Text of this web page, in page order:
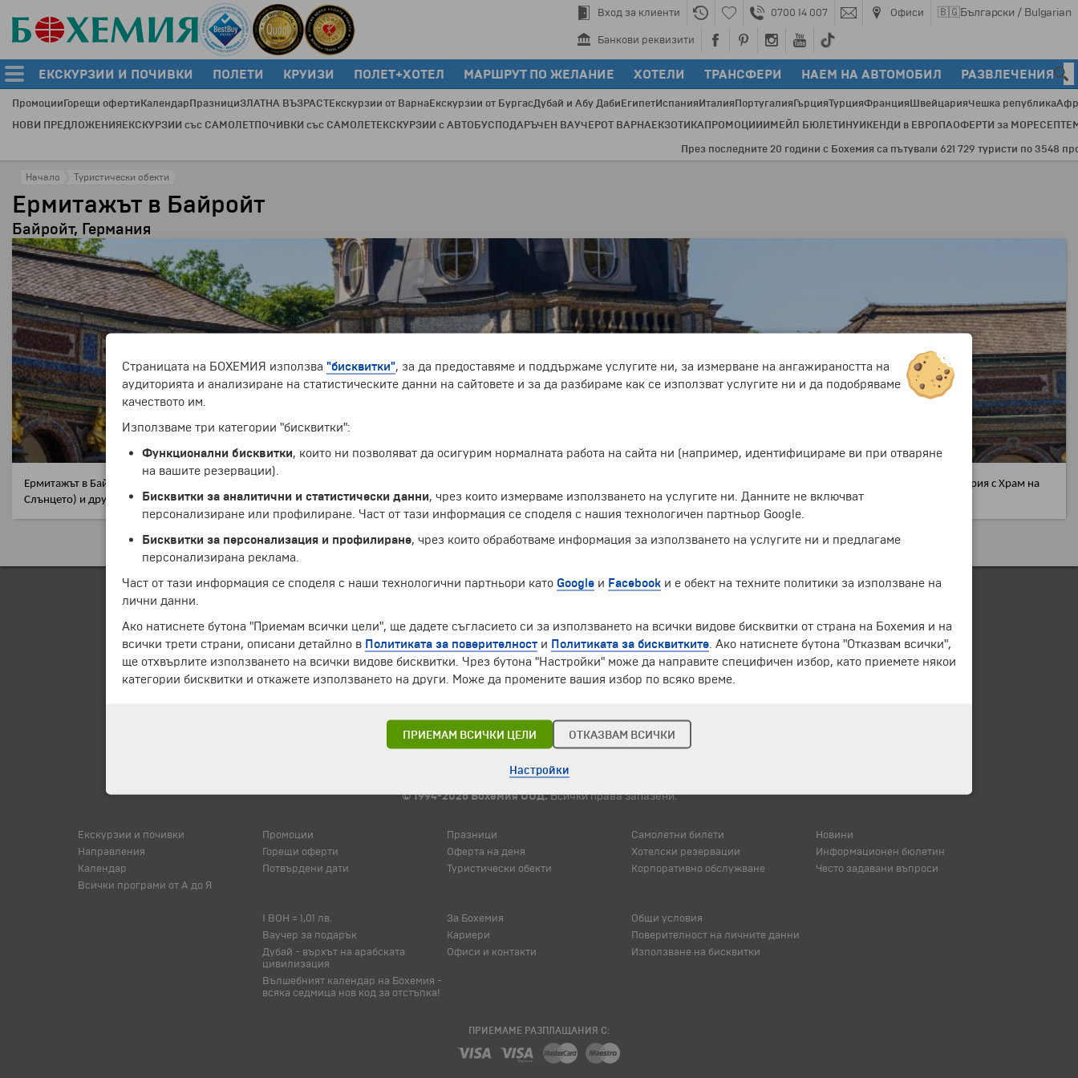
Вход за клиенти 0700 14 007 Офиси 🇧🇬Български / Bulgarian
Банкови реквизити
ЕКСКУРЗИИ И ПОЧИВКИ ПОЛЕТИ КРУИЗИ ПОЛЕТ+ХОТЕЛ МАРШРУТ ПО ЖЕЛАНИЕ ХОТЕЛИ ТРАНСФЕРИ НАЕМ НА АВТОМОБИЛ РАЗВЛЕЧЕНИЯ
ПромоцииГорещи офертиКалендарПразнициЗЛАТНА ВЪЗРАСТЕкскурзии от ВарнаЕкскурзии от БургасДубай и Абу ДабиЕгипетИспанияИталияПортугалияГърцияТурцияФранцияШвейцарияЧешка република
НОВИ ПРЕДЛОЖЕНИЯЕКСКУРЗИИ със САМОЛЕТПОЧИВКИ със САМОЛЕТЕКСКУРЗИИ с АВТОБУСПОДАРЪЧЕН ВАУЧЕРОТ ВАРНАЕКЗОТИКАПРОМОЦИИИМЕЙЛ БЮЛЕТИНУИКЕНДИ в ЕВРОПАОФЕРТИ за МОРЕ
През последните 20 години с Бохемия са пътували 621 729 туристи по 3548
Начало Туристически обекти
Ермитажът в Байройт
Байройт, Германия
Ермитажът в Байройт е историческо парково съоръжение с водни каскади и сгради, които са част от забележителностите на града. Тук се намират т. нар. Стар дворец, Нов дворец (оранжерия с Храм на
Слънцето) и други по-малки постройки.
Екскурзии и почивки до Германия »
© 1994-2026 Бохемия ООД.Всички права запазени.
Екскурзии и почивки
Направления
Календар
Всички програми от А до Я
Промоции
Горещи оферти
Потвърдени дати
Празници
Оферта на деня
Туристически обекти
Самолетни билети
Хотелски резервации
Корпоративно обслужване
Новини
Информационен бюлетин
Често задавани въпроси
1 BOH = 1,01 лв.
Ваучер за подарък
Дубай - върхът на арабската
цивилизация
Вълшебният календар на Бохемия -
всяка седмица нов код за отстъпка!
За Бохемия
Кариери
Офиси и контакти
Общи условия
Поверителност на личните данни
Използване на бисквитки
ПРИЕМАМЕ РАЗПЛАЩАНИЯ С:
Страницата на БОХЕМИЯ използва "бисквитки", за да предоставяме и поддържаме услугите ни, за измерване на ангажираността на
аудиторията и анализиране на статистическите данни на сайтовете и за да разбираме как се използват услугите ни и да подобряваме
качеството им.
Използваме три категории "бисквитки":
Функционални бисквитки, които ни позволяват да осигурим нормалната работа на сайта ни (например, идентифицираме ви при отваряне
на вашите резервации).
Бисквитки за аналитични и статистически данни, чрез които измерваме използването на услугите ни. Данните не включват
персонализиране или профилиране. Част от тази информация се споделя с нашия технологичен партньор Google.
Бисквитки за персонализация и профилиране, чрез които обработваме информация за използването на услугите ни и предлагаме
персонализирана реклама.
Част от тази информация се споделя с наши технологични партньори като Google и Facebook и е обект на техните политики за използване на
лични данни.
Ако натиснете бутона "Приемам всички цели", ще дадете съгласието си за използването на всички видове бисквитки от страна на Бохемия и на
всички трети страни, описани детайлно в Политиката за поверителност и Политиката за бисквитките . Ако натиснете бутона "Отказвам всички",
ще отхвърлите използването на всички видове бисквитки. Чрез бутона "Настройки" може да направите специфичен избор, като приемете някои
категории бисквитки и откажете използването на други. Може да промените вашия избор по всяко време.
ПРИЕМАМ ВСИЧКИ ЦЕЛИ ОТКАЗВАМ ВСИЧКИ
Настройки